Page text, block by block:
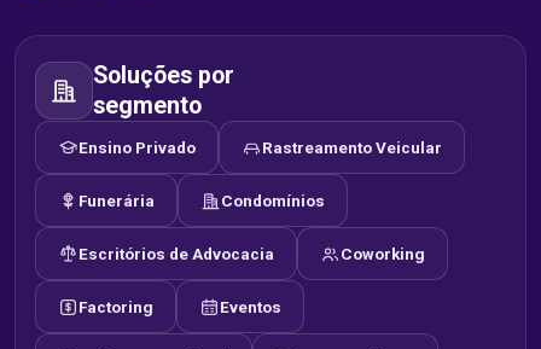
Soluções por
segmento
Ensino Privado Rastreamento Veicular
Funerária Condomínios
Escritórios de Advocacia Coworking
Factoring Eventos